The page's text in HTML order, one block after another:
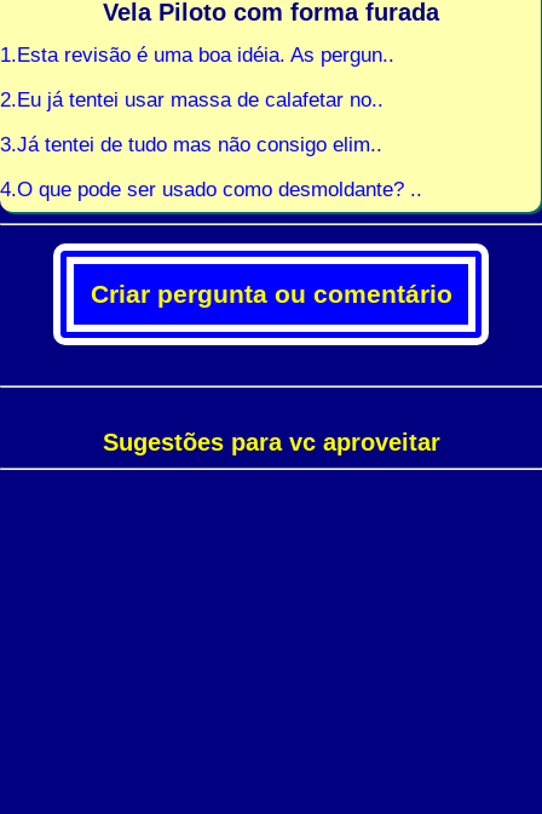
Vela Piloto com forma furada
1.Esta revisão é uma boa idéia. As pergun..
2.Eu já tentei usar massa de calafetar no..
3.Já tentei de tudo mas não consigo elim..
4.O que pode ser usado como desmoldante? ..
Criar pergunta ou comentário
Sugestões para vc aproveitar